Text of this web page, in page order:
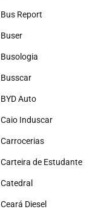
Bus Report
Buser
Busologia
Busscar
BYD Auto
Caio Induscar
Carrocerias
Carteira de Estudante
Catedral
Ceará Diesel